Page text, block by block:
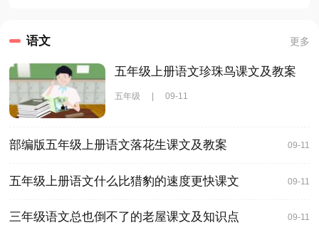
语文 更多
五年级上册语文珍珠鸟课文及教案
五年级 | 09-11
部编版五年级上册语文落花生课文及教案 09-11
五年级上册语文什么比猎豹的速度更快课文 09-11
三年级语文总也倒不了的老屋课文及知识点 09-11